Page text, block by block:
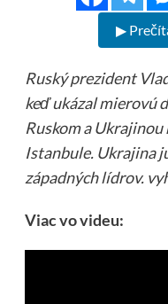
▶
Ruský prezident
keď ukázal mierovú
Ruskom a
Istanbule. Ukrajina
západných lídrov.
Viac vo videu: